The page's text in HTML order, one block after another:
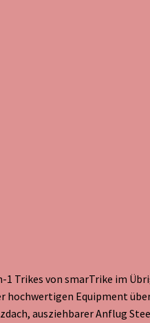
1 Trikes von smarTrike im
hochwertigen Equipment
ausziehbarer Anflug